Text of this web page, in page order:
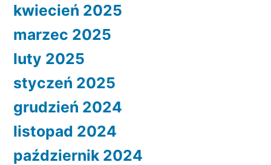
kwiecień 2025
marzec 2025
luty 2025
styczeń 2025
grudzień 2024
listopad 2024
październik 2024